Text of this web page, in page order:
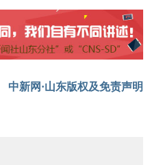
中新网·山东版权及免责声明